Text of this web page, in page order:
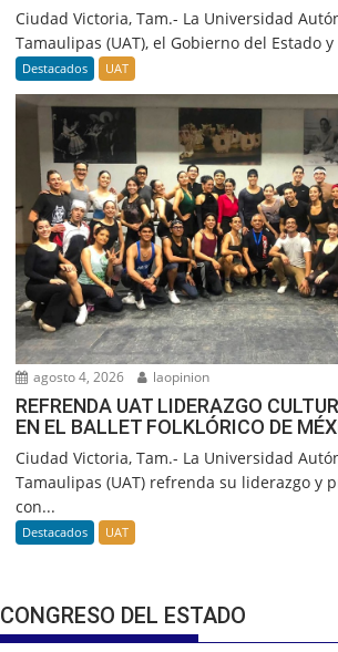
Ciudad Victoria, Tam.- La Universidad
Tamaulipas (UAT), el Gobierno del Estado
Destacados UAT
agosto 4, 2026 laopinion
REFRENDA UAT LIDERAZGO
EN EL BALLET FOLKLÓRICO DE
Ciudad Victoria, Tam.- La Universidad
Tamaulipas (UAT) refrenda su liderazgo y
con...
Destacados UAT
CONGRESO DEL ESTADO